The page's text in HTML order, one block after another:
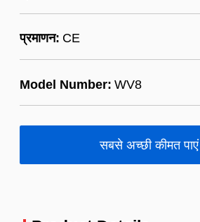
प्रमाणन: CE
Model Number: WV8
सबसे अच्छी कीमत पाएं